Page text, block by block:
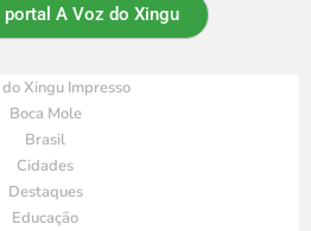
portal A Voz do Xingu
Xingu Impresso
Boca Mole
Brasil
Cidades
Destaques
Educação